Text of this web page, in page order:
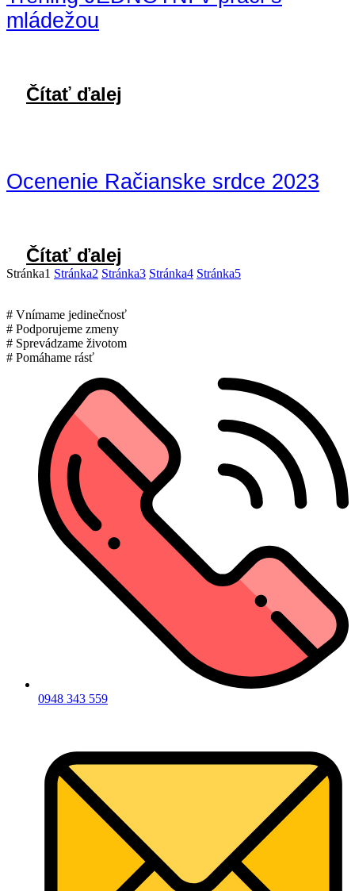
mládežou
Čítať ďalej
Ocenenie Račianske srdce 2023
Čítať ďalej
Stránka1 Stránka2 Stránka3 Stránka4 Stránka5
# Vnímame jedinečnosť
# Podporujeme zmeny
# Sprevádzame životom
# Pomáhame rásť
0948 343 559